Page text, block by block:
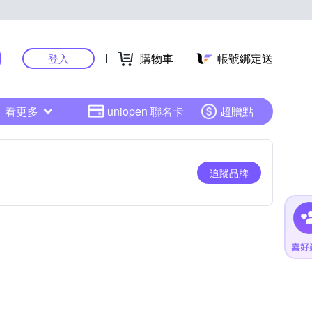
登入 購物車 帳號綁定送
看更多 uniopen 聯名卡 超贈點
追蹤品牌